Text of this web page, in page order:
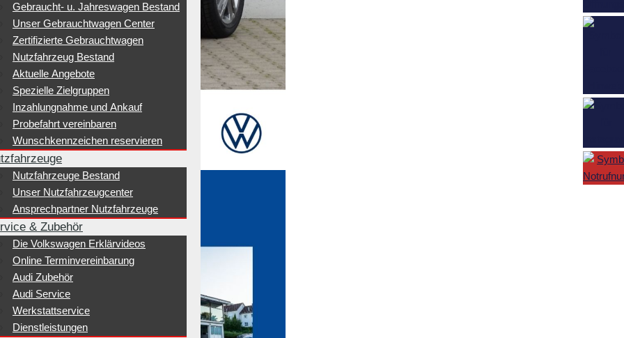
Gebraucht- u. Jahreswagen Bestand
Unser Gebrauchtwagen Center
Zertifizierte Gebrauchtwagen
Nutzfahrzeug Bestand
Aktuelle Angebote
Spezielle Zielgruppen
Inzahlungnahme und Ankauf
Probefahrt vereinbaren
Wunschkennzeichen reservieren
Nutzfahrzeuge Bestand
Unser Nutzfahrzeugcenter
Ansprechpartner Nutzfahrzeuge
& Zubehör
Die Volkswagen Erklärvideos
Online Terminvereinbarung
Audi Zubehör
Audi Service
Werkstattservice
Dienstleistungen